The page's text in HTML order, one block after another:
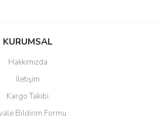
ilk yorumu siz yapın!
Yorum Yaz
veya görüntülenemiyor.
bilgiler bulunuyor.
bulunuyor.
KURUMSAL
Hakkımızda
İletişim
Kargo Takibi
Bildirim Formu